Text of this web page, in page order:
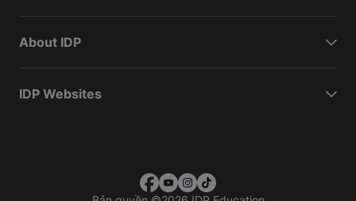
About IDP
IDP Websites